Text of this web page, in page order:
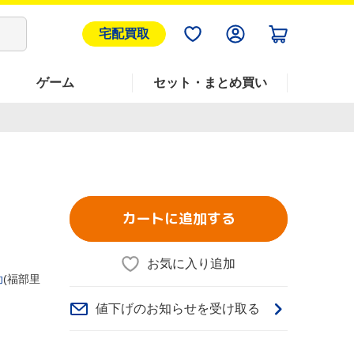
宅配買取
ゲーム セット・まとめ買い
(福部里
カートに追加する
お気に入り追加
値下げのお知らせを受け取る